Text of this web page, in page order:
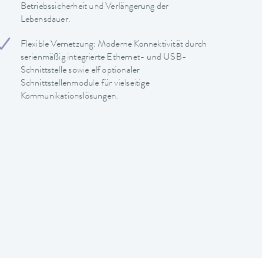
Betriebssicherheit und Verlängerung der
Lebensdauer.
Flexible Vernetzung: Moderne Konnektivität durch
serienmäßig integrierte Ethernet- und USB-
Schnittstelle sowie elf optionaler
Schnittstellenmodule für vielseitige
Kommunikationslösungen.